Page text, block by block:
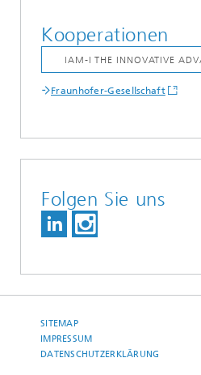
Kooperationen
Fraunhofer-Gesellschaft
Folgen Sie uns
SITEMAP
IMPRESSUM
DATENSCHUTZERKLÄRUNG